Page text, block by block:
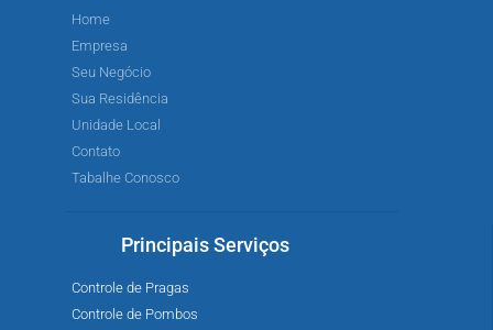
Home
Empresa
Seu Negócio
Sua Residência
Unidade Local
Contato
Tabalhe Conosco
Principais Serviços
Controle de Pragas
Controle de Pombos